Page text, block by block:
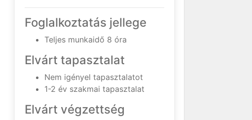
Foglalkoztatás jellege
Teljes munkaidő 8 óra
Elvárt tapasztalat
Nem igényel tapasztalatot
1-2 év szakmai tapasztalat
Elvárt végzettség